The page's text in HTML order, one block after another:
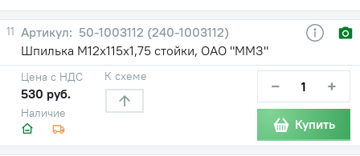
11
50-1003112 (240-1003112)
Шпилька М12х115х1,75 стойки, ОАО "ММЗ"
Наличие
Цена с НДС
530 руб.
К схеме − +
Купить